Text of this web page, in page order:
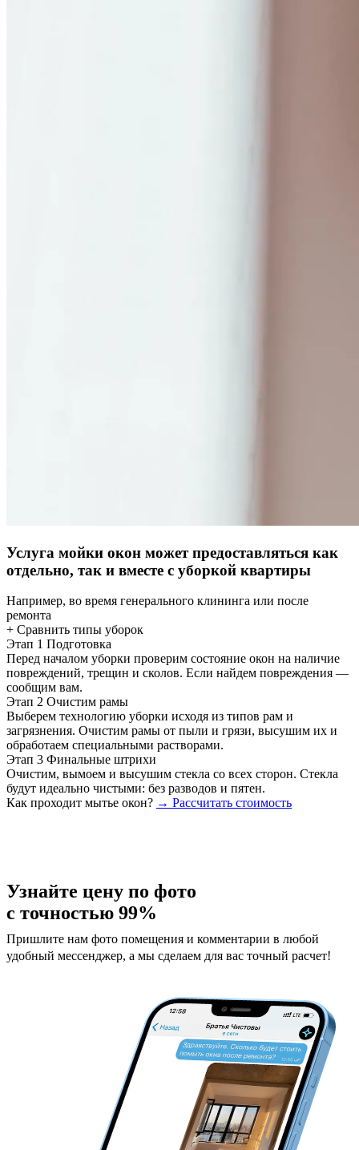
Услуга мойки окон может предоставляться как
отдельно, так и вместе с уборкой квартиры
Например, во время генерального клининга или после
ремонта
+ Сравнить типы уборок
Этап 1 Подготовка
Перед началом уборки проверим состояние окон на наличие
повреждений, трещин и сколов. Если найдем повреждения —
сообщим вам.
Этап 2 Очистим рамы
Выберем технологию уборки исходя из типов рам и
загрязнения. Очистим рамы от пыли и грязи, высушим их и
обработаем специальными растворами.
Этап 3 Финальные штрихи
Очистим, вымоем и высушим стекла со всех сторон. Стекла
будут идеально чистыми: без разводов и пятен.
Как проходит мытье окон? → Рассчитать стоимость
Узнайте цену по фото
с точностью 99%
Пришлите нам фото помещения и комментарии в любой
удобный мессенджер, а мы сделаем для вас точный расчет!